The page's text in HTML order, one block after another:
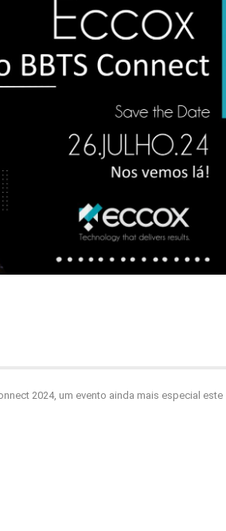
2024, um evento ainda mais especial este